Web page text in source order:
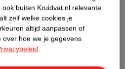
heeft (nog) geen Nature
Score.
buiten Kruidvat.nl relevante
zelf welke cookies je
altijd aanpassen of
over hoe we je gegevens
.